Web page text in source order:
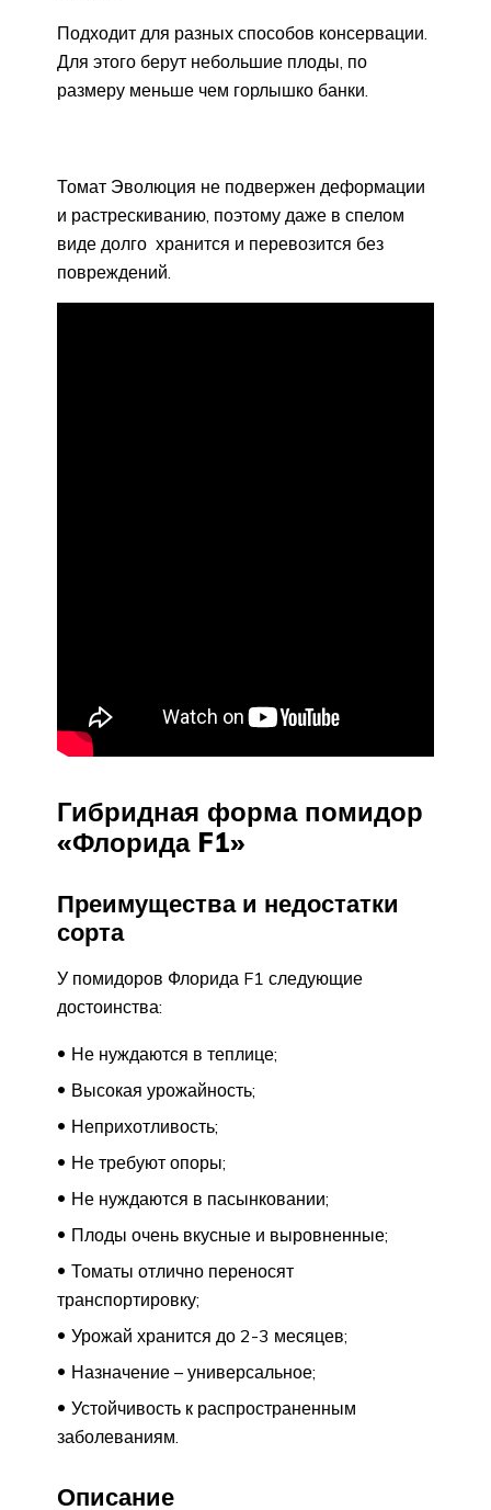
Подходит для разных способов консервации.
Для этого берут небольшие плоды, по
размеру меньше чем горлышко банки.
Томат Эволюция не подвержен деформации
и растрескиванию, поэтому даже в спелом
виде долго хранится и перевозится без
повреждений.
Гибридная форма помидор
«Флорида F1»
Преимущества и недостатки
сорта
У помидоров Флорида F1 следующие
достоинства:
Не нуждаются в теплице;
Высокая урожайность;
Неприхотливость;
Не требуют опоры;
Не нуждаются в пасынковании;
Плоды очень вкусные и выровненные;
Томаты отлично переносят
транспортировку;
Урожай хранится до 2-3 месяцев;
Назначение – универсальное;
Устойчивость к распространенным
заболеваниям.
Описание